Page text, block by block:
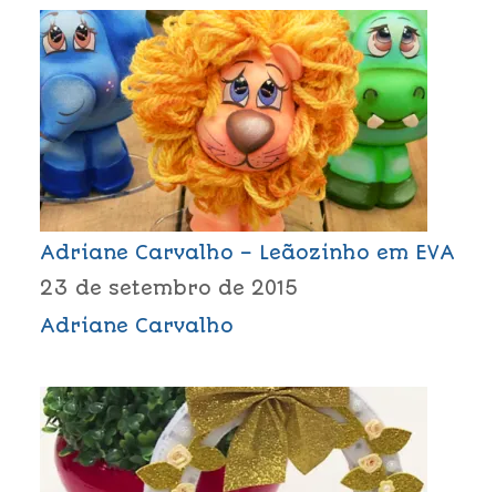
Adriane Carvalho – Leãozinho em EVA
23 de setembro de 2015
Adriane Carvalho